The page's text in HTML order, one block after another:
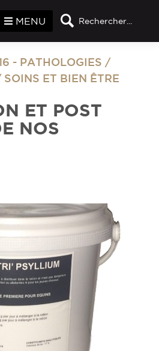
Rechercher...
MENU
- PATHOLOGIES /
SOINS ET BIEN ÊTRE
ET POST
NOS
cookies